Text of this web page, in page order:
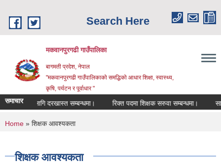
Search Here
मकवानपुरगढी गाउँपालिका
बागमती प्रदेश, नेपाल
"मकवानपुरगढी गाउँपालिकाको समद्धिको आधार शिक्षा, स्‍वास्‍थ्‍य,
कृषि, पर्यटन र पूर्वाधार "
समाचारलागि दरखास्त सम्बन्धमा। रिक्त पदमा शिक्षक सरुवा सम्बन्धमा।
You are here
Home » शिक्षक आवश्यकता
शिक्षक आवश्यकता